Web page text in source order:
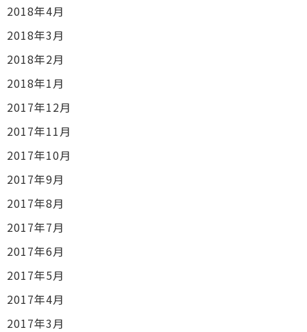
2018年4月
2018年3月
2018年2月
2018年1月
2017年12月
2017年11月
2017年10月
2017年9月
2017年8月
2017年7月
2017年6月
2017年5月
2017年4月
2017年3月